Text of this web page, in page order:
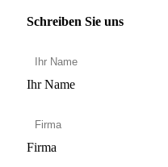
Schreiben Sie uns
Ihr Name
Firma